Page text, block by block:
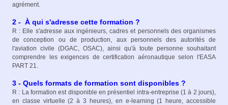
agrément.
2 - À qui s'adresse cette formation ?
R : Elle s'adresse aux ingénieurs, cadres et personnels des organismes
de conception ou de production, aux personnels des autorités de
l'aviation civile (DGAC, OSAC), ainsi qu'à toute personne souhaitant
comprendre les exigences de certification aéronautique selon l'EASA
PART 21.
3 - Quels formats de formation sont disponibles ?
R : La formation est disponible en présentiel intra-entreprise (1 à 2 jours),
en classe virtuelle (2 à 3 heures), en e-learning (1 heure, accessible